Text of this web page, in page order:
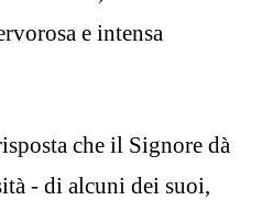
e intensa
che il Signore dà
- di alcuni dei suoi,